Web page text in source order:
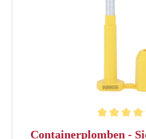
Containerplomben -